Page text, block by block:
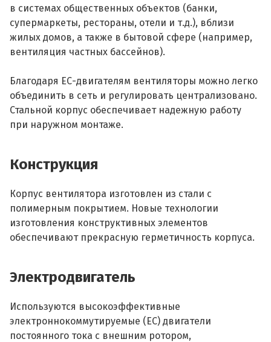
в системах общественных объектов (банки,
супермаркеты, рестораны, отели и т.д.), вблизи
жилых домов, а также в бытовой сфере (например,
вентиляция частных бассейнов).
Благодаря ЕС-двигателям вентиляторы можно легко
объединить в сеть и регулировать централизовано.
Стальной корпус обеспечивает надежную работу
при наружном монтаже.
Конструкция
Корпус вентилятора изготовлен из стали с
полимерным покрытием. Новые технологии
изготовления конструктивных элементов
обеспечивают прекрасную герметичность корпуса.
Электродвигатель
Используются высокоэффективные
электроннокоммутируемые (ЕС) двигатели
постоянного тока с внешним ротором,